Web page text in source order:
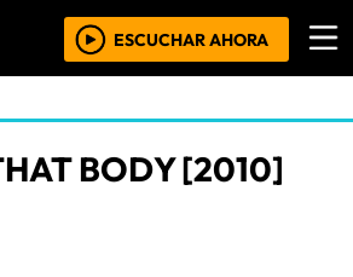
ESCUCHAR AHORA
BODY [2010]